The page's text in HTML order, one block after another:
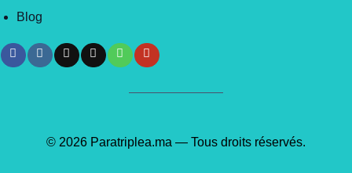
Blog
© 2026 Paratriplea.ma — Tous droits réservés.